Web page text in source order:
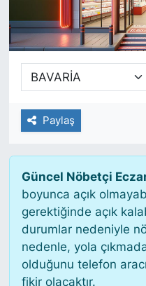
Paylaş
Güncel Nöbetçi
boyunca açık
gerektiğinde açık
durumlar nedeniyle
nedenle, yola
olduğunu telefon
fikir olacaktır.
SİYASET
SAĞLIK